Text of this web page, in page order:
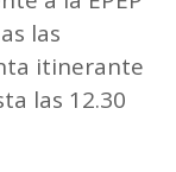
las
itinerante
las 12.30